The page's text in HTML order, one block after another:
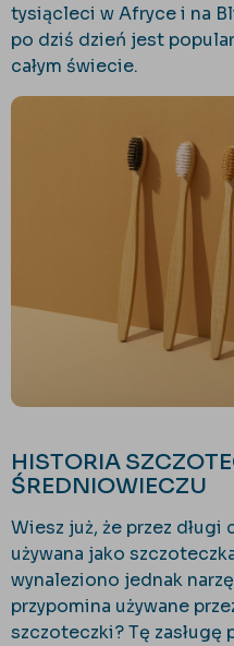
tysiącleci w Afryce i na
po dziś dzień jest
całym świecie.
HISTORIA
ŚREDNIOWIECZU
Wiesz już, że przez długi
używana jako
wynaleziono jednak
przypomina używane
szczoteczki? Tę zasługę